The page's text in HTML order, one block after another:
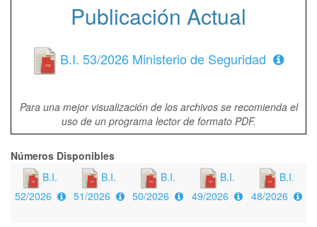
Publicación Actual
B.I. 53/2026 Ministerio de Seguridad
Para una mejor visualización de los archivos se recomienda el
uso de un programa lector de formato PDF.
Números Disponibles
B.I.
52/2026
B.I.
51/2026
B.I.
50/2026
B.I.
49/2026
B.I.
48/2026